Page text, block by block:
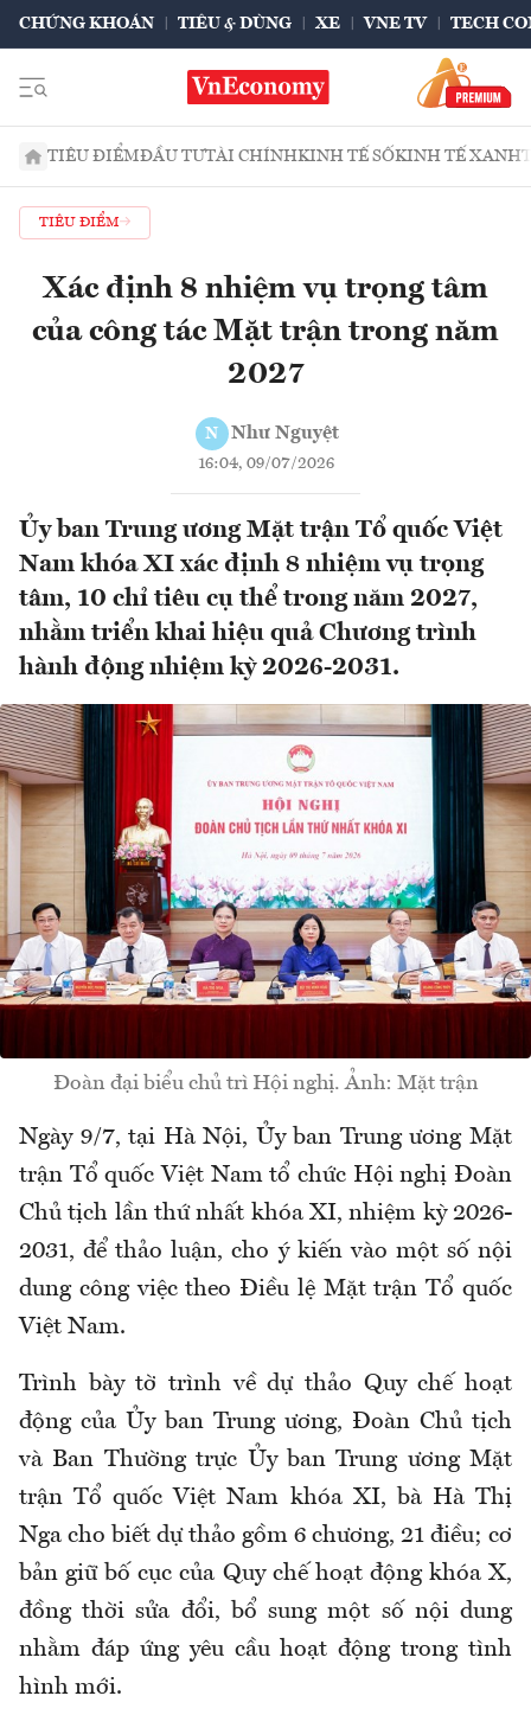
CHỨNG KHOÁN TIÊU & DÙNG XE VNE TV TECH
TIÊU ĐIỂMĐẦU TƯTÀI CHÍNHKINH TẾ SỐKINH TẾ XANH
TIÊU ĐIỂM
Xác định 8 nhiệm vụ trọng tâm
của công tác Mặt trận trong năm
2027
N Như Nguyệt
16:04, 09/07/2026
Ủy ban Trung ương Mặt trận Tổ quốc Việt
Nam khóa XI xác định 8 nhiệm vụ trọng
tâm, 10 chỉ tiêu cụ thể trong năm 2027,
nhằm triển khai hiệu quả Chương trình
hành động nhiệm kỳ 2026-2031.
Đoàn đại biểu chủ trì Hội nghị. Ảnh: Mặt trận
Ngày 9/7, tại Hà Nội, Ủy ban Trung ương Mặt
trận Tổ quốc Việt Nam tổ chức Hội nghị Đoàn
Chủ tịch lần thứ nhất khóa XI, nhiệm kỳ 2026-
2031, để thảo luận, cho ý kiến vào một số nội
dung công việc theo Điều lệ Mặt trận Tổ quốc
Việt Nam.
Trình bày tờ trình về dự thảo Quy chế hoạt
động của Ủy ban Trung ương, Đoàn Chủ tịch
và Ban Thường trực Ủy ban Trung ương Mặt
trận Tổ quốc Việt Nam khóa XI, bà Hà Thị
Nga cho biết dự thảo gồm 6 chương, 21 điều; cơ
bản giữ bố cục của Quy chế hoạt động khóa X,
đồng thời sửa đổi, bổ sung một số nội dung
nhằm đáp ứng yêu cầu hoạt động trong tình
hình mới.